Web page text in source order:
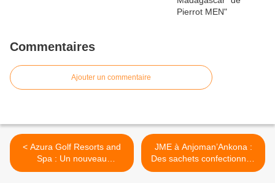
Commentaires
Ajouter un commentaire
< Azura Golf Resorts and
Spa : Un nouveau
complexe hôtelier aux
JME à Anjoman’Ankona :
Des sachets confectionnés
à base de manioc >